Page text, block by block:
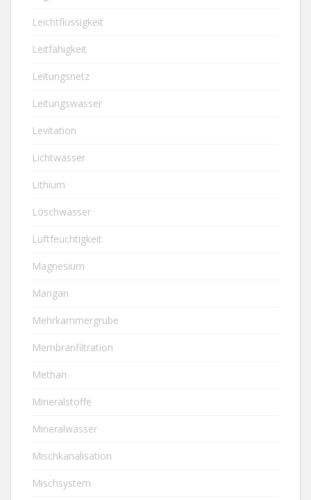
Leichtflüssigkeit
Leitfähigkeit
Leitungsnetz
Leitungswasser
Levitation
Lichtwasser
Lithium
Löschwasser
Luftfeuchtigkeit
Magnesium
Mangan
Mehrkammergrube
Membranfiltration
Methan
Mineralstoffe
Mineralwasser
Mischkanalisation
Mischsystem